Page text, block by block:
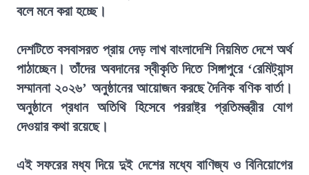
বলে মনে করা হচ্ছে।
দেশটিতে বসবাসরত প্রায় দেড় লাখ বাংলাদেশি নিয়মিত দেশে অর্থ
পাঠাচ্ছেন। তাঁদের অবদানের স্বীকৃতি দিতে সিঙ্গাপুরে ‘রেমিট্যান্স
সম্মাননা ২০২৬’ অনুষ্ঠানের আয়োজন করছে দৈনিক বণিক বার্তা।
অনুষ্ঠানে প্রধান অতিথি হিসেবে পররাষ্ট্র প্রতিমন্ত্রীর যোগ
দেওয়ার কথা রয়েছে।
এই সফরের মধ্য দিয়ে দুই দেশের মধ্যে বাণিজ্য ও বিনিয়োগের